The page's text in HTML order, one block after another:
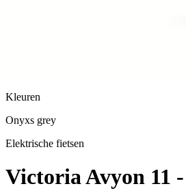
Kleuren
Onyxs grey
Elektrische fietsen
VictoriaAvyon 11